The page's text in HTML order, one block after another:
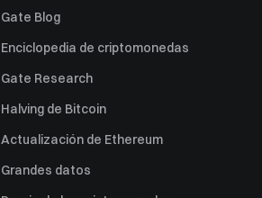
Gate Blog
Enciclopedia de criptomonedas
Gate Research
Halving de Bitcoin
Actualización de Ethereum
Grandes datos